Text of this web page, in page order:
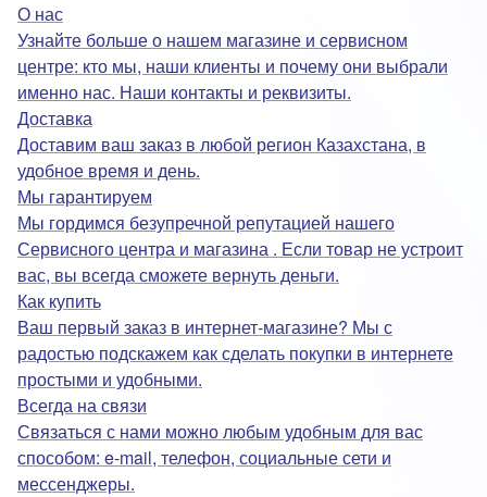
О нас
Узнайте больше о нашем магазине и сервисном
центре: кто мы, наши клиенты и почему они выбрали
именно нас. Наши контакты и реквизиты.
Доставка
Доставим ваш заказ в любой регион Казахстана, в
удобное время и день.
Мы гарантируем
Мы гордимся безупречной репутацией нашего
Сервисного центра и магазина . Если товар не устроит
вас, вы всегда сможете вернуть деньги.
Как купить
Ваш первый заказ в интернет-магазине? Мы с
радостью подскажем как сделать покупки в интернете
простыми и удобными.
Всегда на связи
Связаться с нами можно любым удобным для вас
способом: e-mail, телефон, социальные сети и
мессенджеры.